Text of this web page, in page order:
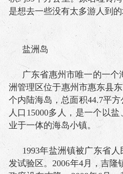
是想去一些没有太多游人到
盐洲岛
广东省惠州市唯一的一
洲管理区位于惠州市惠东县
个内陆海岛，总面积44.7平
人口15000多人，是一个以
业于一体的海岛小镇。
1993年盐洲镇被广东省
发试验区。2006年4月，吉